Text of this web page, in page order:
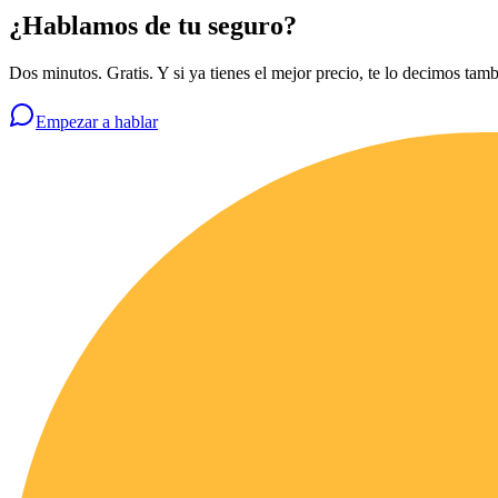
¿Hablamos de tu seguro?
Dos minutos. Gratis. Y si ya tienes el mejor precio, te lo decimos
Empezar a hablar